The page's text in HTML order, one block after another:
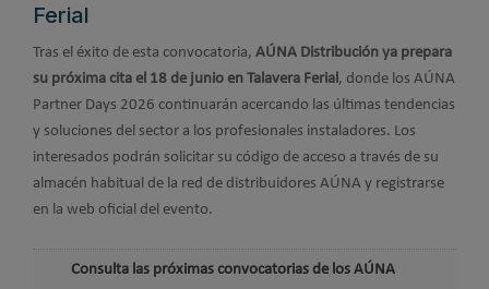
Ferial
Tras el éxito de esta convocatoria, AÚNA Distribución ya prepara
su próxima cita el 18 de junio en Talavera Ferial, donde los AÚNA
Partner Days 2026 continuarán acercando las últimas tendencias
y soluciones del sector a los profesionales instaladores. Los
interesados podrán solicitar su código de acceso a través de su
almacén habitual de la red de distribuidores AÚNA y registrarse
en la web oficial del evento.
Consulta las próximas convocatorias de los AÚNA